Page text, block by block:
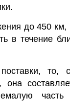
до 450 км,
в течение
то,
она
часть